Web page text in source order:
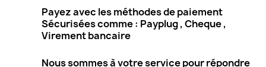
Payez avec les méthodes de paiement
Sécurisées comme : Payplug , Cheque ,
Virement bancaire
Nous sommes à votre service pour répondre